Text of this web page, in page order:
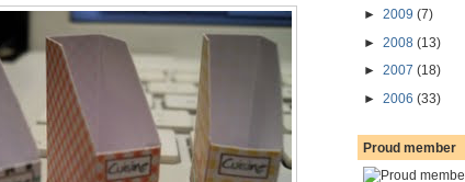
► 2009 (7)
► 2008 (13)
► 2007 (18)
► 2006 (33)
Proud member